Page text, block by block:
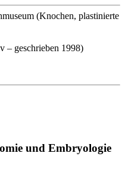
(Knochen, plastinierte
– geschrieben 1998)
und Embryologie